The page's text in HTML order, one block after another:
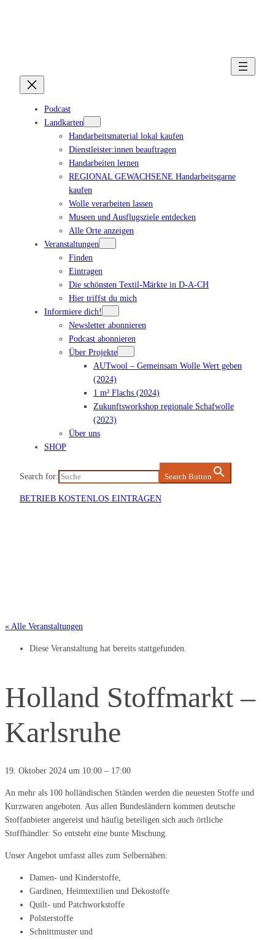
Podcast
Landkarten
Handarbeitsmaterial lokal kaufen
Dienstleister:innen beauftragen
Handarbeiten lernen
REGIONAL GEWACHSENE Handarbeitsgarne
kaufen
Wolle verarbeiten lassen
Museen und Ausflugsziele entdecken
Alle Orte anzeigen
Veranstaltungen
Finden
Eintragen
Die schönsten Textil-Märkte in D-A-CH
Hier triffst du mich
Informiere dich!
Newsletter abonnieren
Podcast abonnieren
Über Projekte
AUTwool – Gemeinsam Wolle Wert geben
(2024)
1 m² Flachs (2024)
Zukunftsworkshop regionale Schafwolle
(2023)
Über uns
SHOP
Search for: Search Button
BETRIEB KOSTENLOS EINTRAGEN
« Alle Veranstaltungen
Diese Veranstaltung hat bereits stattgefunden.
Holland Stoffmarkt –
Karlsruhe
19. Oktober 2024 um 10:00 – 17:00
An mehr als 100 holländischen Ständen werden die neuesten Stoffe und
Kurzwaren angeboten. Aus allen Bundesländern kommen deutsche
Stoffanbieter angereist und häufig beteiligen sich auch örtliche
Stoffhändler. So entsteht eine bunte Mischung.
Unser Angebot umfasst alles zum Selbernähen:
Damen- und Kinderstoffe,
Gardinen, Heimtextilien und Dekostoffe
Quilt- und Patchworkstoffe
Polsterstoffe
Schnittmuster und